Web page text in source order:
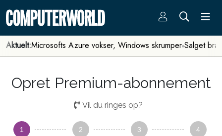
Aktuelt:Microsofts Azure vokser, Windows skrumper Salget
Opret Premium-abonnement
Vil du ringes op?
1 2 3 4